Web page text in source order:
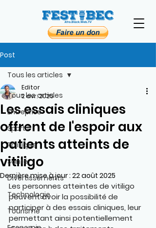
Post
Tous les articles
Entreprise
Sportif
Politique
Santé
Divertissements
Technologie
Tourisme
Tous les articles
Les essais cliniques
offrent de l'espoir aux
patients atteints de
vitiligo
Editor
2 avr. 2025
Dernière mise à jour : 22 août 2025
Les personnes atteintes de vitiligo
peuvent avoir la possibilité de
participer à des essais cliniques, leur
permettant ainsi potentiellement